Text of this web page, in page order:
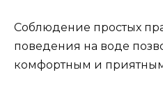
Соблюдение простых
поведения на воде
комфортным и